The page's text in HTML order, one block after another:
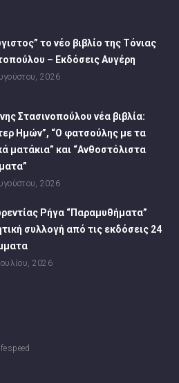
το νέο βιβλίο της Τόνιας
– Εκδόσεις Αυγέρη
2026
Στασινοπούλου νέα βιβλία:
Ημών”, “Ο φατσούλης με τα
ματάκια” και “Ανθοστόλιστα
2026
Ρήγα “Παραμυθήματα”
συλλογή από τις εκδόσεις 24
2026